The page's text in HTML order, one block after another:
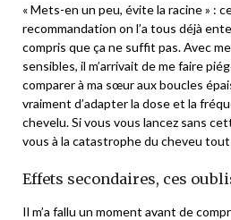
« Mets-en un peu, évite la racine » :
recommandation on l’a tous déjà
compris que ça ne suffit pas. Avec
sensibles, il m’arrivait de me faire
comparer à ma sœur aux boucles
vraiment d’adapter la dose et la
chevelu. Si vous vous lancez sans
vous à la catastrophe du cheveu
Effets secondaires, ces
Il m’a fallu un moment avant de